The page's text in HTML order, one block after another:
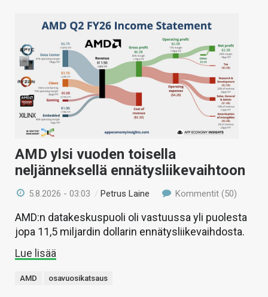
AMD ylsi vuoden toisella
neljänneksellä ennätysliikevaihtoon
5.8.2026 - 03:03 /Petrus Laine Kommentit (50)
AMD:n datakeskuspuoli oli vastuussa yli puolesta
jopa 11,5 miljardin dollarin ennätysliikevaihdosta.
Lue lisää
AMD osavuosikatsaus